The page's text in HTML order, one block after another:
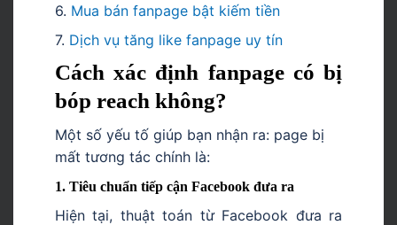
6. Mua bán fanpage bật kiếm tiền
7. Dịch vụ tăng like fanpage uy tín
Cách xác định fanpage có bị
bóp reach không?
Một số yếu tố giúp bạn nhận ra: page bị
mất tương tác chính là:
1. Tiêu chuẩn tiếp cận Facebook đưa ra
Hiện tại, thuật toán từ Facebook đưa ra